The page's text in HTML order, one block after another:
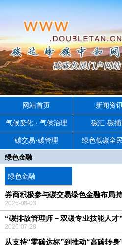
网站首页 新闻资
气候变化 · 气候治理 碳汇·碳
碳交易·碳管理 绿色低碳全
绿色金融
绿色金融
券商积极参与碳交易绿色金融布局
2026-08-03
“碳排放管理师－双碳专业技能人
协会主办）
2026-07-28